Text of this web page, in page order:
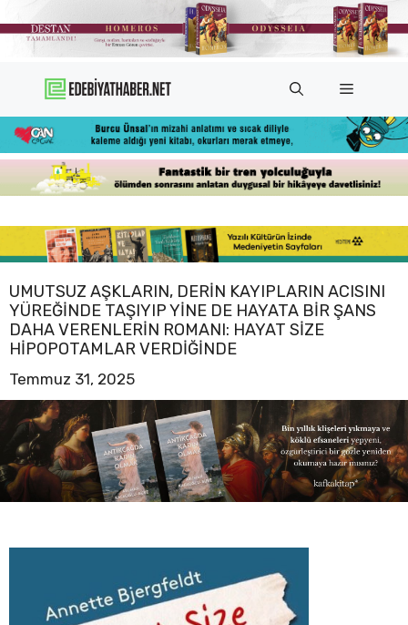
atla
Menü
UMUTSUZ AŞKLARIN, DERIN KAYIPLARIN ACISINI
YÜREĞINDE TAŞIYIP YINE DE HAYATA BIR ŞANS
DAHA VERENLERIN ROMANI: HAYAT SIZE
HIPOPOTAMLAR VERDIĞINDE
Temmuz 31, 2025